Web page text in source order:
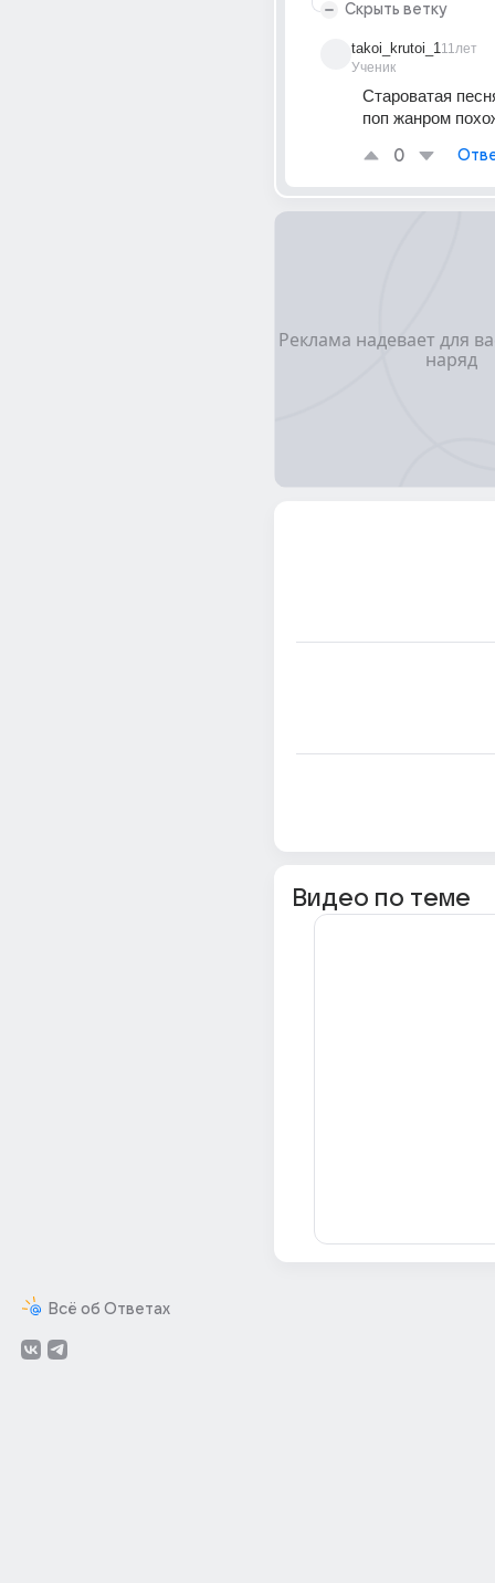
Всё об Ответах
Скрыть ветку
takoi_krutoi_1
Ученик
11лет
Староватая
поп жанром
0
Видео по теме